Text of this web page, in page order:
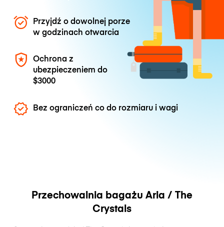
Przyjdź o dowolnej porze
w godzinach otwarcia
Ochrona z
ubezpieczeniem do
$3000
Bez ograniczeń co do rozmiaru i wagi
Przechowalnia bagażu Aria / The
Crystals